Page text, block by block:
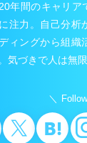
年間のキャリア
注力。自己分析
ィングから組織
気づきで人は無